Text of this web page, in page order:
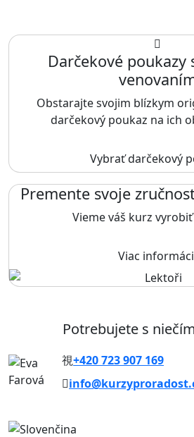
Darčekové poukazy
Obstarajte svojim blízkym
darčekový poukaz na ich
Vybrať darčekový
Premente svoje
Vieme váš kurz
Viac
Potrebujete s
+420 723 907 169